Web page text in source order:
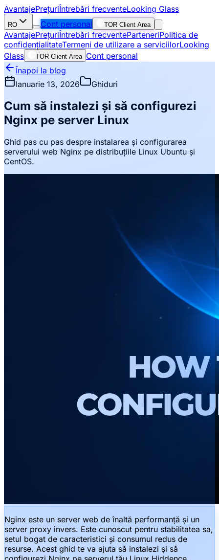
AvantajePrețuriÎntrebări frecventeLooking Glass
RO Cont personal TOR Client Area
AvantajePrețuriÎntrebări frecventeParteneriPolitica de
confidențialitateTermeni de utilizare a serviciilorLooking
Glass
TOR Client Area Cont personal
Înapoi la blog
Ianuarie 13, 2026
Ghiduri
Cum să instalezi și să configurezi
Nginx pe server Linux
Ghid pas cu pas despre instalarea și configurarea
serverului web Nginx pe distribuțiile Linux Ubuntu și
CentOS.
Nginx este un server web de înaltă performanță și un
server proxy invers. Este cunoscut pentru stabilitatea sa,
setul bogat de caracteristici și consumul redus de
resurse. Acest ghid te va ajuta să instalezi și să